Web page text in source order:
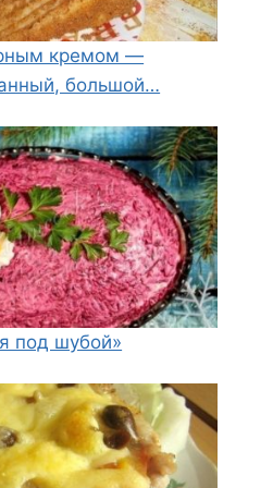
кремом —
большой…
под шубой»